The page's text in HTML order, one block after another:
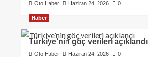
Oto Haber Haziran 24, 2026 0
Haber
Türkiye’nin göç verileri açıklandı
Oto Haber Haziran 24, 2026 0